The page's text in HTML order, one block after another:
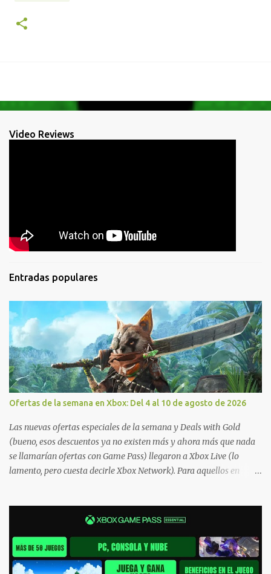
Video Reviews
Entradas populares
Ofertas de la semana en Xbox: Del 4 al 10 de agosto de 2026
Las nuevas ofertas especiales de la semana y Deals with Gold
(bueno, esos descuentos ya no existen más y ahora más que nada
se llamarían ofertas con Game Pass) llegaron a Xbox Live (lo
lamento, pero cuesta decirle Xbox Network). Para aquellos en
jugarlos y mantener un progreso compartido en Windows PC y
Xbox, y tenemos un listado de juegos compatibles por acá . ¿Aún
necesitas una mano con las compras? Tenemos un tutorial extenso
o en vídeo para que se quiten todas las dudas generales de cómo